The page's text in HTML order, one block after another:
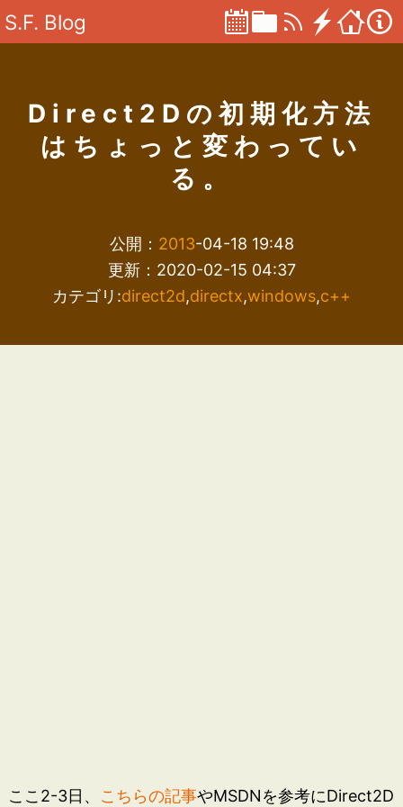
S.F. Blog
Direct2Dの初期化方法
はちょっと変わってい
る。
公開： 2013-04-18 19:48
更新：2020-02-15 04:37
カテゴリ:direct2d,directx,windows,c++
ここ2-3日、 こちらの記事やMSDNを参考にDirect2D